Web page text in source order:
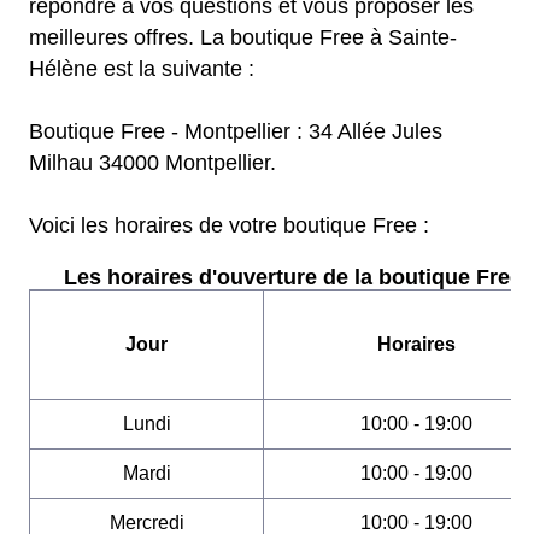
répondre à vos questions et vous proposer les
meilleures offres. La boutique Free à Sainte-
Hélène est la suivante :
Boutique Free - Montpellier : 34 Allée Jules
Milhau 34000 Montpellier.
Voici les horaires de votre boutique Free :
Les horaires d'ouverture de la boutique Free :
Jour Horaires
Lundi 10:00 - 19:00
Mardi 10:00 - 19:00
Mercredi 10:00 - 19:00